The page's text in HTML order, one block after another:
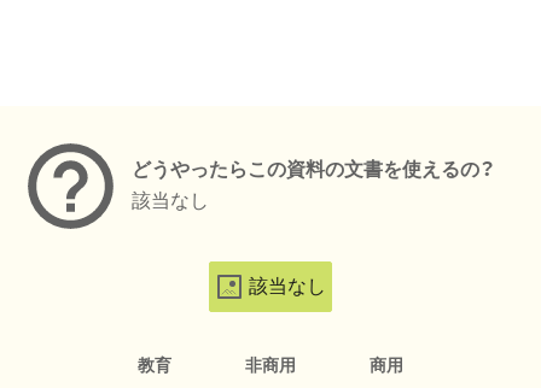
どうやったらこの資料の文書を使えるの？
該当なし
該当なし
教育 非商用 商用